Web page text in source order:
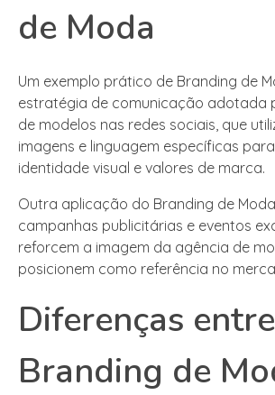
de Moda
Um exemplo prático de Branding de
estratégia de comunicação adotada
de modelos nas redes sociais, que
imagens e linguagem específicas
identidade visual e valores de marca.
Outra aplicação do Branding de
campanhas publicitárias e eventos
reforcem a imagem da agência de
posicionem como referência no
Diferenças entre
Branding de